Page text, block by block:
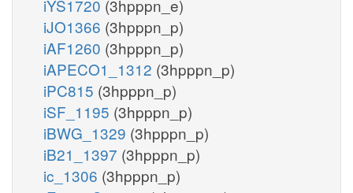
iYS1720 (3hpppn_e)
iJO1366 (3hpppn_p)
iAF1260 (3hpppn_p)
iAPECO1_1312 (3hpppn_p)
iPC815 (3hpppn_p)
iSF_1195 (3hpppn_p)
iBWG_1329 (3hpppn_p)
iB21_1397 (3hpppn_p)
ic_1306 (3hpppn_p)